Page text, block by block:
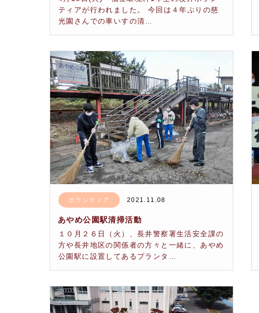
ティアが行われました。 今回は４年ぶりの慈
光園さんでの車いすの清…
ボランティア 2021.11.08
あやめ公園駅清掃活動
１０月２６日（火）、長井警察署生活安全課の
方や長井地区の関係者の方々と一緒に、あやめ
公園駅に設置してあるプランタ…